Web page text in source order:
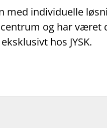
med individuelle
og har været
hos JYSK.